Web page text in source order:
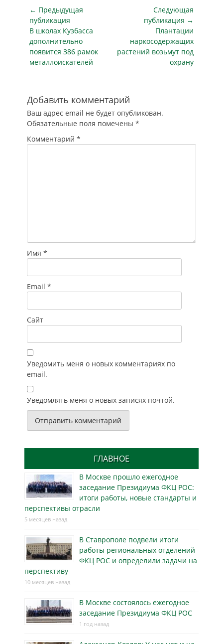
член
Общественной
Палаты РФ,
президент ФКЦ РОС
Александр Козлов.
Общественные
слушания
комиссией по
развитию
экономики,
предпринимательства,
…
Навигация
по
записям
← Предыдущая
публикация
Предыдущая
публикация
В школах Кузбасса
дополнительно
появится 386 рамок
металлоискателей
Следующая
публикация →
публикация
Плантации
наркосодержащих
растений возьмут под
охрану
Добавить комментарий
Ваш адрес email не будет опубликован.
Обязательные поля помечены *
Комментарий *
Имя *
Email *
Сайт
Уведомить меня о новых комментариях по
email.
Уведомлять меня о новых записях почтой.
ГЛАВНОЕ
В Москве прошло ежегодное
заседание Президиума ФКЦ РОС:
итоги работы, новые стандарты и
перспективы отрасли
5 месяцев назад
В Ставрополе подвели итоги
работы региональных отделений
ФКЦ РОС и определили задачи на
перспективу
10 месяцев назад
В Москве состоялось ежегодное
заседание Президиума ФКЦ РОС
1 год назад